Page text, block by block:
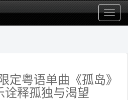
显
示
定粤语单曲《孤岛》
诠释孤独与渴望